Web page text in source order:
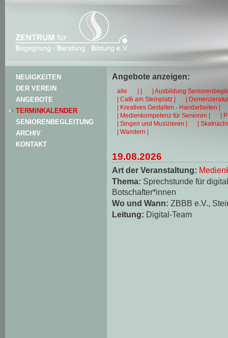
NEUIGKEITEN
DER VEREIN
ANGEBOTE
TERMINKALENDER
SENIORENBEGLEITUNG
ARCHIV
KONTAKT
Angebote anzeigen:
alle | |
| Ausbildung
| Café am Steinplatz |
|
| Kreatives Gestalten - Handarbeiten |
| Medienkompetenz für Senioren |
|
| Singen und Musizieren |
|
| Wandern |
19.08.2026
Art der Veranstaltung:
Thema: Sprechstunde für
Botschafter*innen
Wo und Wann: ZBBB e.V.,
Leitung: Digital-Team